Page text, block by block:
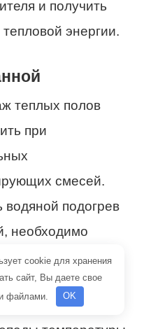
и получить
энергии.
теплых полов
при
смесей.
подогрев
необходимо
стяжки, которая
требованиям:
cookie для хранения
сайт, Вы даете свое
файлами.
OK